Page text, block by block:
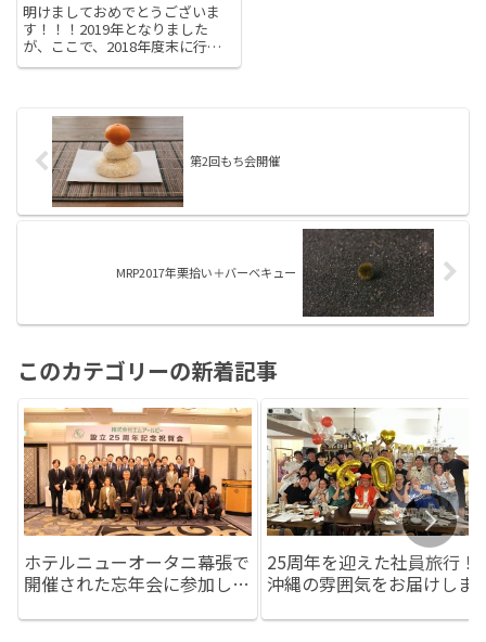
明けましておめでとうございま
す！！！2019年となりました
が、ここで、2018年度末に行わ
れました、MRP忘年会の様子を紹
ゾート〈東京ベイ幕張〉』内、幕
張ホール2Fにて、開催さ...
第2回もち会開催
MRP2017年栗拾い＋バーベキュー
このカテゴリーの新着記事
ホテルニューオータニ幕張で
開催された忘年会に参加しま
25周年を迎えた社員旅行！
沖縄の雰囲気をお届けしま